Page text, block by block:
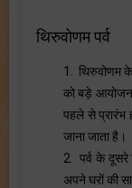
थिरुवोणम पर्व
1. थिरुवोणम
को बड़े
पहले से प्रारंभ
जाना जाता है।
2. पर्व के दूसरे
अपने घरों की